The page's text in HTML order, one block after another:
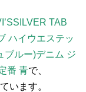
TAB
ハイウエステッ
ブルー)デニム ジ
番 青で、
います。